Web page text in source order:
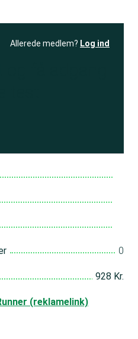
Allerede medlem? Log ind
0
928 Kr.
(reklamelink)